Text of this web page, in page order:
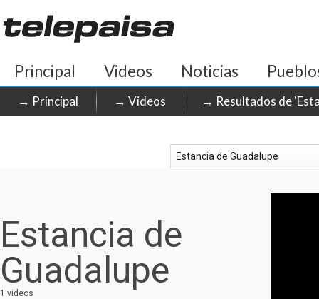
Principal Videos Noticias
→ Principal → Videos → Resultados de
Estancia de
Guadalupe
1 videos